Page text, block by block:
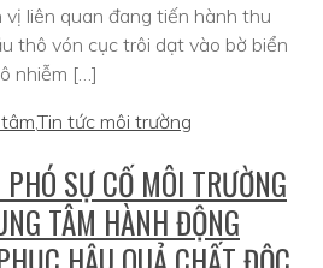
vị liên quan đang tiến hành thu
thô vón cục trôi dạt vào bờ biển
nhiễm […]
,Tin tức môi trường
SỰ CỐ MÔI TRƯỜNG
TÂM HÀNH ĐỘNG